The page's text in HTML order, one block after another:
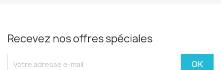
Recevez nos offres spéciales